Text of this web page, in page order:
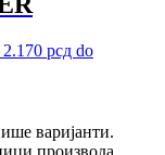
рсд do
варијанти.